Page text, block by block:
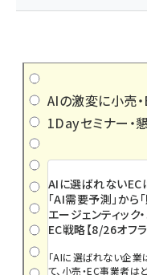
AIの激変に小売
1Dayセミナー・
AIに選ばれないEC
「AI需要予測」から
エージェンティック
EC戦略【8/26オフ
「AIに選ばれない企業
て、小売・EC事業者